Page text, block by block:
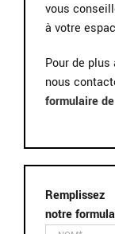
vous
à votre
Pour de
nous
formulaire
Remplissez
notre